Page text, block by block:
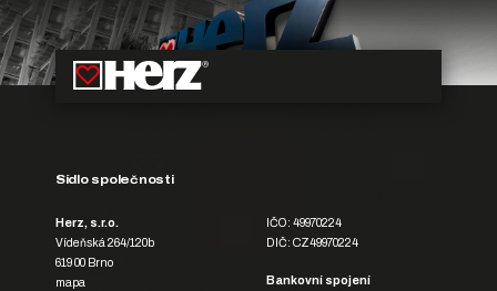
Sídlo společnosti
Herz, s.r.o.
Vídeňská 264/120b
619 00 Brno
mapa
IČO: 49970224
DIČ: CZ49970224
Bankovní spojení